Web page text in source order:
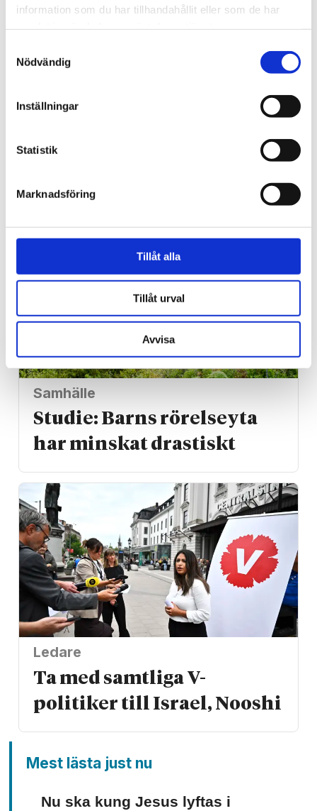
information som du har tillhandahållit eller som de har
Nödvändig
Inställningar
Statistik
Marknadsföring
Tillåt alla
Tillåt urval
Avvisa
Han blev av med jobbet på
grund av facket
Samhälle
Studie: Barns rörelseyta
har minskat drastiskt
Ledare
Ta med samtliga V-
politiker till Israel, Nooshi
Mest lästa just nu
Nu ska kung Jesus lyftas i